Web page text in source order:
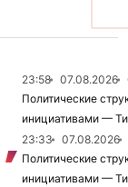
23:58 07.08.2026
Политические
инициативами —
23:33
07.08.2026
Политические
инициативами —